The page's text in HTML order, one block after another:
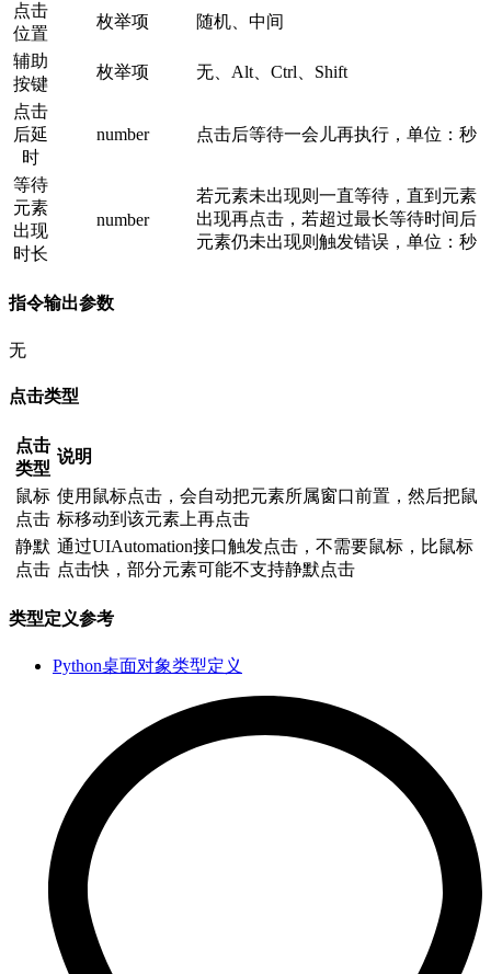
点击
位置
枚举项 随机、中间
辅助
按键
枚举项 无、Alt、Ctrl、Shift
点击
后延
时
number 点击后等待一会儿再执行，单位：秒
等待
元素
出现
时长
number
若元素未出现则一直等待，直到元素
出现再点击，若超过最长等待时间后
元素仍未出现则触发错误，单位：秒
指令输出参数
无
点击类型
点击
类型
说明
鼠标
点击
使用鼠标点击，会自动把元素所属窗口前置，然后把鼠
标移动到该元素上再点击
静默
点击
通过UIAutomation接口触发点击，不需要鼠标，比鼠标
点击快，部分元素可能不支持静默点击
类型定义参考
Python桌面对象类型定义